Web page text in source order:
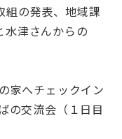
発表、地域課
水津さんからの
家へチェックイン
の交流会（１日目